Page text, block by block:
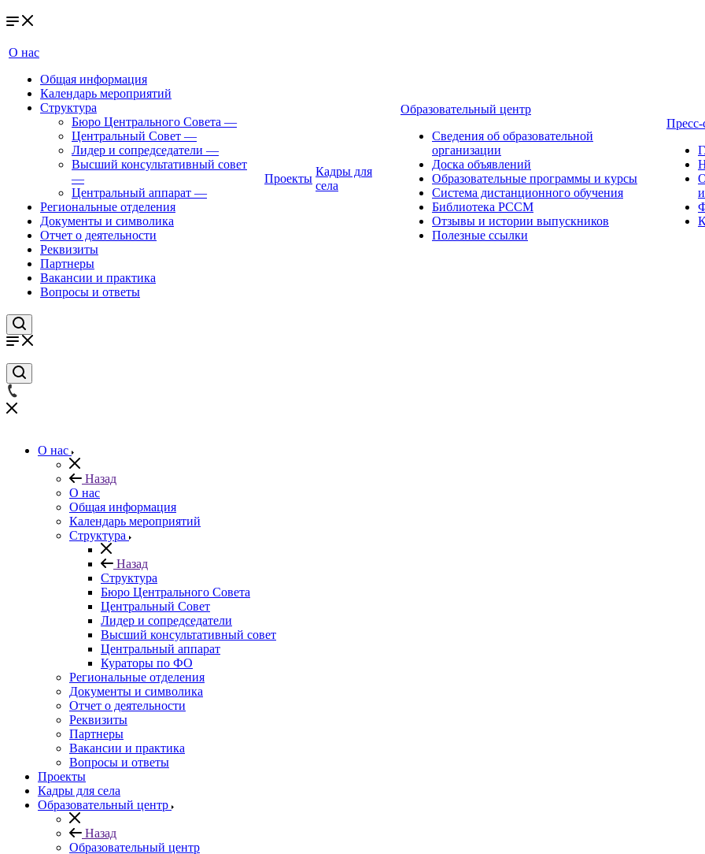
О нас
Общая информация
Календарь мероприятий
Структура
Бюро Центрального Совета —
Центральный Совет —
Лидер и сопредседатели —
Высший консультативный совет
—
Центральный аппарат —
Региональные отделения
Документы и символика
Отчет о деятельности
Реквизиты
Партнеры
Вакансии и практика
Вопросы и ответы
Проекты
Кадры для
села
Образовательный центр
Сведения об образовательной
организации
Доска объявлений
Образовательные программы и курсы
Система дистанционного обучения
Библиотека РССМ
Отзывы и истории выпускников
Полезные ссылки
Пресс-
О нас
Назад
О нас
Общая информация
Календарь мероприятий
Структура
Назад
Структура
Бюро Центрального Совета
Центральный Совет
Лидер и сопредседатели
Высший консультативный совет
Центральный аппарат
Кураторы по ФО
Региональные отделения
Документы и символика
Отчет о деятельности
Реквизиты
Партнеры
Вакансии и практика
Вопросы и ответы
Проекты
Кадры для села
Образовательный центр
Назад
Образовательный центр